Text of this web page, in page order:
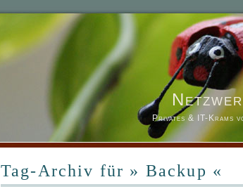
Privates & IT-Krams
Tag-Archiv für » Backup «